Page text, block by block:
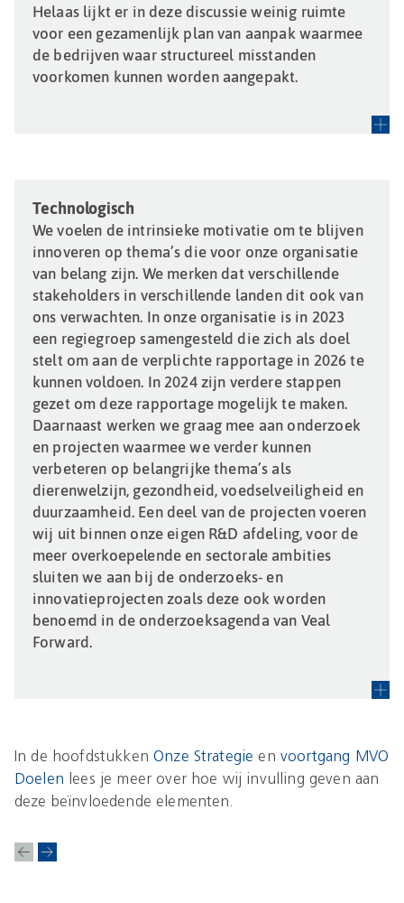
Helaas lijkt er in deze discussie weinig ruimte
voor een gezamenlijk plan van aanpak waarmee
de bedrijven waar structureel misstanden
voorkomen kunnen worden aangepakt.
Technologisch
We voelen de intrinsieke motivatie om te blijven
innoveren op thema’s die voor onze organisatie
van belang zijn. We merken dat verschillende
stakeholders in verschillende landen dit ook van
ons verwachten. In onze organisatie is in 2023
een regiegroep samengesteld die zich als doel
stelt om aan de verplichte rapportage in 2026 te
kunnen voldoen. In 2024 zijn verdere stappen
gezet om deze rapportage mogelijk te maken.
Daarnaast werken we graag mee aan onderzoek
en projecten waarmee we verder kunnen
verbeteren op belangrijke thema’s als
dierenwelzijn, gezondheid, voedselveiligheid en
duurzaamheid. Een deel van de projecten voeren
wij uit binnen onze eigen R&D afdeling, voor de
meer overkoepelende en sectorale ambities
sluiten we aan bij de onderzoeks- en
innovatieprojecten zoals deze ook worden
benoemd in de onderzoeksagenda van Veal
Forward.
In de hoofdstukkenOnze Strategie en voortgang MVO
Doelen lees je meer over hoe wij invulling geven aan
deze beïnvloedende elementen.